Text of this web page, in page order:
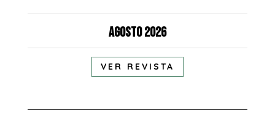
Agosto 2026
VER REVISTA